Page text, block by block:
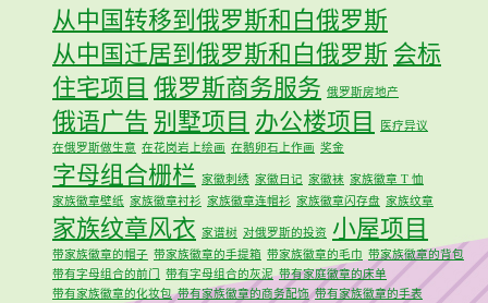
从中国转移到俄罗斯和白俄罗斯
从中国迁居到俄罗斯和白俄罗斯 会标
住宅项目 俄罗斯商务服务 俄罗斯房地产
俄语广告 别墅项目 办公楼项目
医疗异议
在俄罗斯做生意 在花岗岩上绘画 在鹅卵石上作画 奖金
字母组合栅栏 家徽刺绣 家徽日记 家徽袜 家族徽章 T 恤
家族徽章壁纸 家族徽章衬衫 家族徽章连帽衫 家族徽章闪存盘 家族纹章
家族纹章风衣 家谱树 对俄罗斯的投资 小屋项目
带家族徽章的帽子 带家族徽章的手提箱 带家族徽章的毛巾 带家族徽章的背包
带有字母组合的前门
带有字母组合的灰泥 带有家庭徽章的床单
带有家族徽章的化妆包 带有家族徽章的商务配饰 带有家族徽章的手表